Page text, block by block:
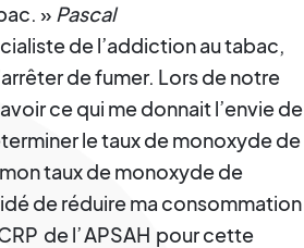
» Pascal
de l’addiction au tabac,
de fumer. Lors de notre
ce qui me donnait l’envie de
le taux de monoxyde de
taux de monoxyde de
de réduire ma consommation
de l’APSAH pour cette